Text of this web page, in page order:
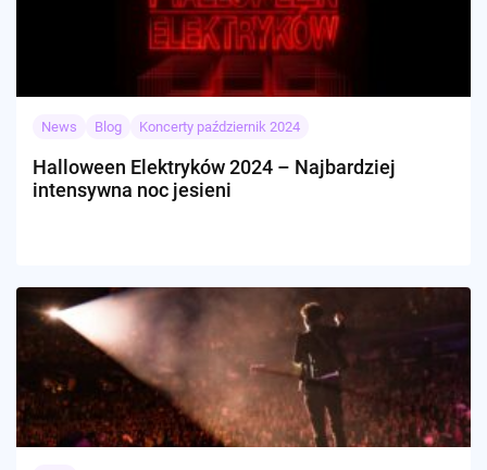
News Blog Koncerty październik 2024
Halloween Elektryków 2024 – Najbardziej
intensywna noc jesieni